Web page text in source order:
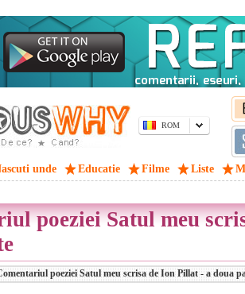
ROM
unde Educatie Filme Liste
poeziei Satul meu
poeziei Satul meu scrisa de Ion Pillat - a doua